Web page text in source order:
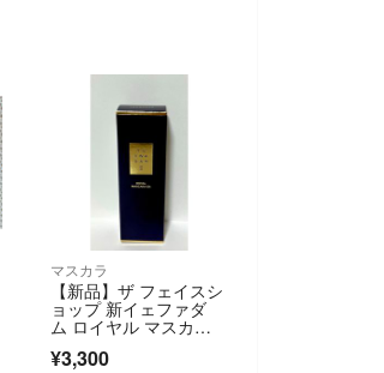
マスカラ
【新品】ザ フェイスシ
ョップ 新イェファダ
ム ロイヤル マスカ
ラ ＥＸ1個
¥3,300